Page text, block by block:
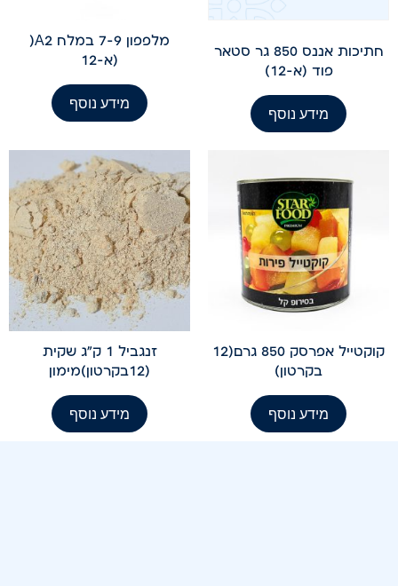
חתיכות אננס 850 גר סטאר
פוד (א-12)
מידע נוסף
מלפפון 7-9 במלח A2(
(א-12
מידע נוסף
קוקטייל אפרסק 850 גרם(12
בקרטון)
מידע נוסף
זנגביל 1 ק"ג שקית
(12בקרטון)מימון
מידע נוסף